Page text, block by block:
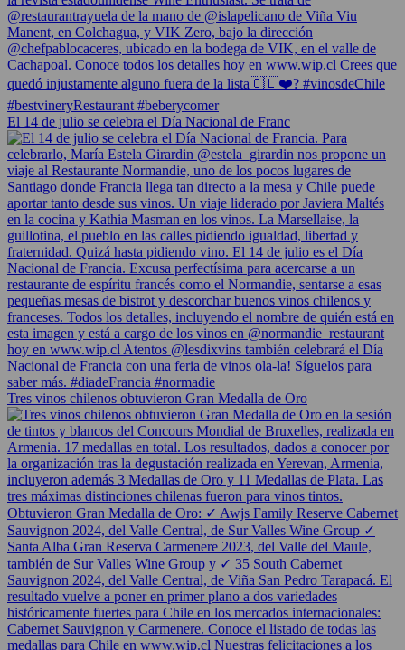
El 14 de julio se celebra el Día Nacional de Franc
Tres vinos chilenos obtuvieron Gran Medalla de Oro